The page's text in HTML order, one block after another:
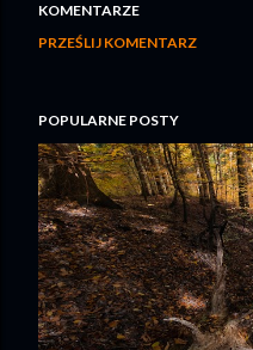
KOMENTARZE
PRZEŚLIJ KOMENTARZ
POPULARNE POSTY